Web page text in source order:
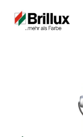
Bildergalerie